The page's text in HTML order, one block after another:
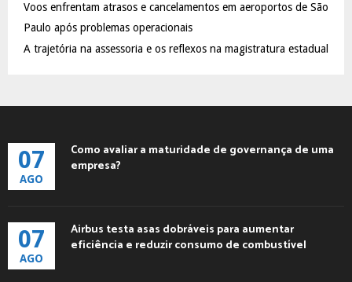
Voos enfrentam atrasos e cancelamentos em aeroportos de São
Paulo após problemas operacionais
A trajetória na assessoria e os reflexos na magistratura estadual
07
AGO
Como avaliar a maturidade de governança de uma
empresa?
07
AGO
Airbus testa asas dobráveis para aumentar
eficiência e reduzir consumo de combustível